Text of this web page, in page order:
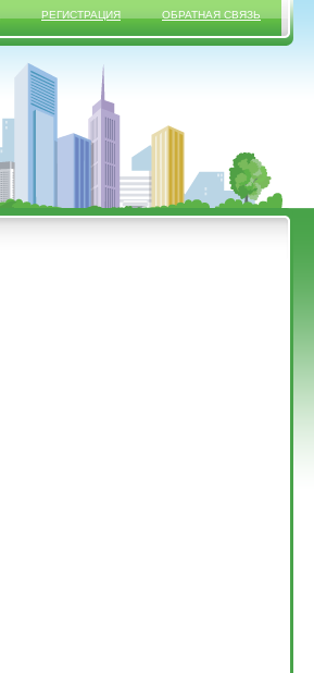
РЕГИСТРАЦИЯ ОБРАТНАЯ СВЯЗЬ